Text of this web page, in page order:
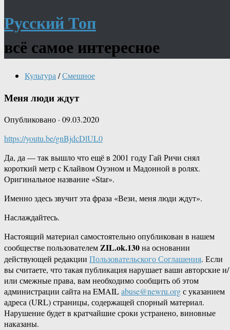
Русский Топ
всё самое интересное
Культура /Смешное
Меня люди ждут
Опубликовано · 09.03.2020
https://youtu.be/gnBjdcDlUL0
Да, да — так вышло что ещё в 2001 году Гай Ричи снял
короткий метр с Клайвом Оуэном и Мадонной в ролях.
Оригинальное название «Star».
Именно здесь звучит эта фраза «Вези, меня люди ждут».
Наслаждайтесь.
Настоящий материал самостоятельно опубликован в нашем
сообществе пользователемZIL.ok.130на основании
действующей редакции Пользовательского Соглашения. Если
вы считаете, что такая публикация нарушает ваши авторские и/
или смежные права, вам необходимо сообщить об этом
администрации сайта на EMAILabuse@newru.orgс указанием
адреса (URL) страницы, содержащей спорный материал.
Нарушение будет в кратчайшие сроки устранено, виновные
наказаны.